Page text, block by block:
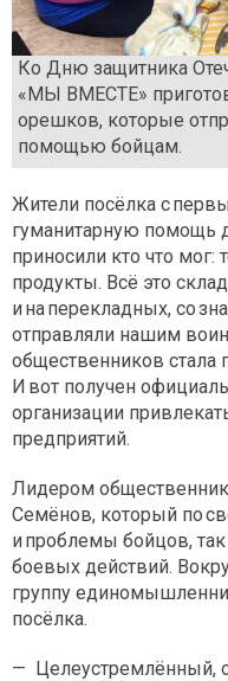
Ко Дню защитника
«МЫ ВМЕСТЕ»
орешков, которые
помощью бойцам.
Жители посёлка с
гуманитарную помощь
приносили кто что
продукты. Всё это
и на перекладных, со
отправляли нашим
общественников стала
И вот получен
организации
предприятий.
Лидером
Семёнов, который по
и проблемы бойцов,
боевых действий.
группу
посёлка.
— Целеустремлённый,